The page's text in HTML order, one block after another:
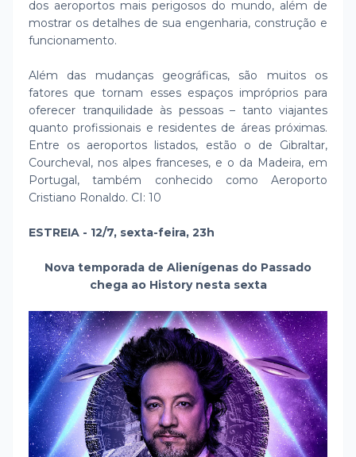
dos aeroportos mais perigosos do mundo, além de
mostrar os detalhes de sua engenharia, construção e
funcionamento.
Além das mudanças geográficas, são muitos os
fatores que tornam esses espaços impróprios para
oferecer tranquilidade às pessoas – tanto viajantes
quanto profissionais e residentes de áreas próximas.
Entre os aeroportos listados, estão o de Gibraltar,
Courcheval, nos alpes franceses, e o da Madeira, em
Portugal, também conhecido como Aeroporto
Cristiano Ronaldo. CI: 10
ESTREIA - 12/7, sexta-feira, 23h
Nova temporada de Alienígenas do Passado
chega ao History nesta sexta